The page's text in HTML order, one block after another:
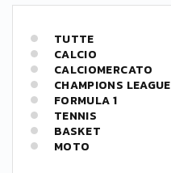
TUTTE
CALCIO
CALCIOMERCATO
CHAMPIONS LEAGUE
FORMULA 1
TENNIS
BASKET
MOTO